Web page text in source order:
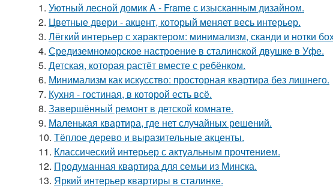
1. Уютный лесной домик A - Frame с изысканным дизайном.
2. Цветные двери - акцент, который меняет весь интерьер.
3. Лёгкий интерьер с характером: минимализм, сканди и нотки
4. Средиземноморское настроение в сталинской двушке в Уфе.
5. Детская, которая растёт вместе с ребёнком.
6. Минимализм как искусство: просторная квартира без лишнего.
7. Кухня - гостиная, в которой есть всё.
8. Завершённый ремонт в детской комнате.
9. Маленькая квартира, где нет случайных решений.
10. Тёплое дерево и выразительные акценты.
11. Классический интерьер с актуальным прочтением.
12. Продуманная квартира для семьи из Минска.
13. Яркий интерьер квартиры в сталинке.